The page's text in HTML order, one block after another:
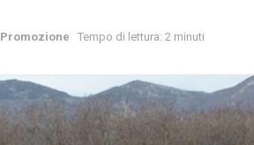
Promozione Tempo di lettura: 2 minuti